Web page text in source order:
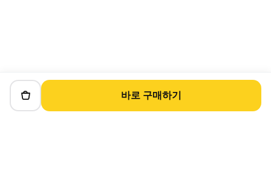
바로 구매하기